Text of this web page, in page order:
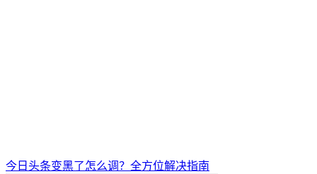
今日头条变黑了怎么调？全方位解决指南